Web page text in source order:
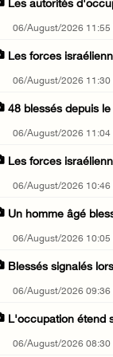
Les autorités
06/August/2026 11:55
Les forces
06/August/2026 11:30
48 blessés depuis
06/August/2026 11:04
Les forces
06/August/2026 10:46
Un homme âgé
06/August/2026 10:05
Blessés signalés
06/August/2026 09:36
L'occupation étend
06/August/2026 08:30